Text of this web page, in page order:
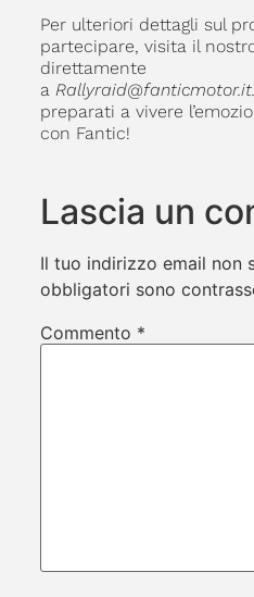
Per ulteriori dettagli sul
partecipare, visita il
direttamente
a Rallyraid@fanticmotor.it.
preparati a vivere
con Fantic!
Lascia un
Il tuo indirizzo email non
obbligatori sono
Commento *